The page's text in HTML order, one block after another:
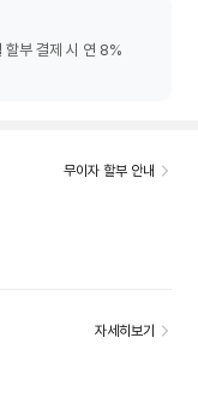
부 결제 시 연 8%
무이자 할부 안내
자세히보기